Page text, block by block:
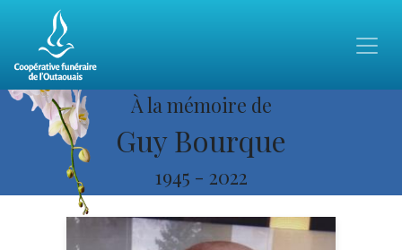
À la mémoire de
Guy Bourque
1945 - 2022